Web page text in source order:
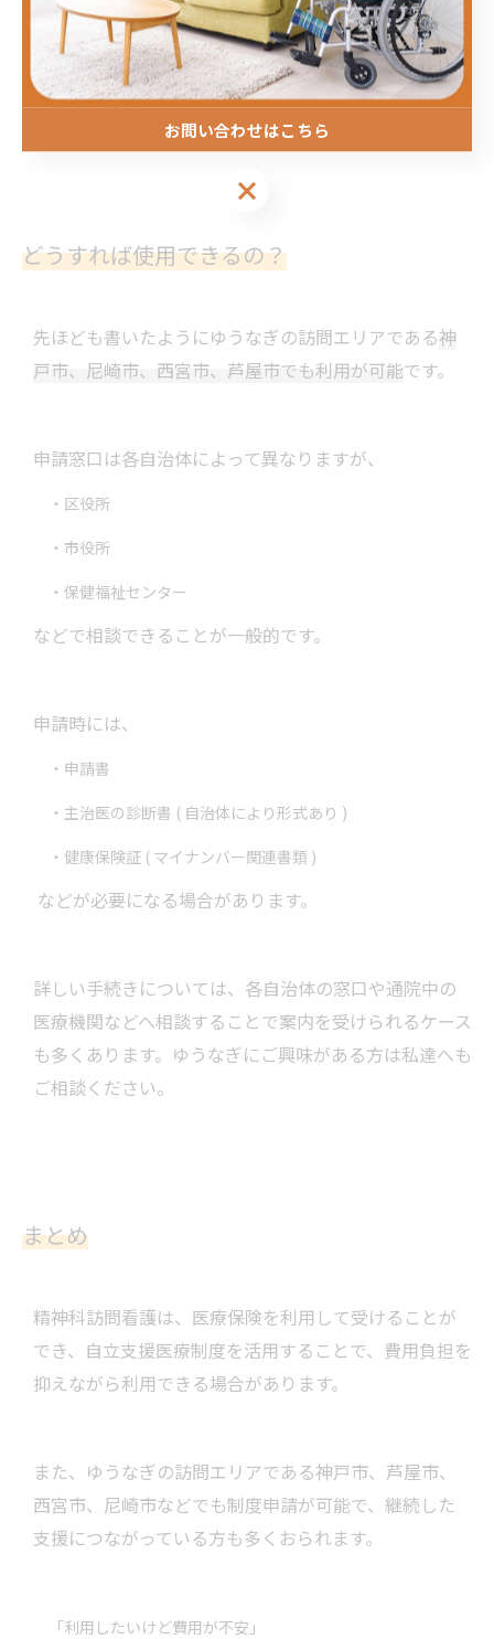
制度について分からないことがある場合も、お気軽に
ご相談ください。
どうすれば使用できるの？
先ほども書いたようにゆうなぎの訪問エリアである神
戸市、尼崎市、西宮市、芦屋市でも利用が可能です。
申請窓口は各自治体によって異なりますが、
・区役所
・市役所
・保健福祉センター
などで相談できることが一般的です。
申請時には、
・申請書
・主治医の診断書 ( 自治体により形式あり )
・健康保険証 ( マイナンバー関連書類 )
などが必要になる場合があります。
詳しい手続きについては、各自治体の窓口や通院中の
医療機関などへ相談することで案内を受けられるケース
も多くあります。ゆうなぎにご興味がある方は私達へも
ご相談ください。
まとめ
精神科訪問看護は、医療保険を利用して受けることが
でき、自立支援医療制度を活用することで、費用負担を
抑えながら利用できる場合があります。
また、ゆうなぎの訪問エリアである神戸市、芦屋市、
西宮市、尼崎市などでも制度申請が可能で、継続した
支援につながっている方も多くおられます。
「利用したいけど費用が不安」
お問い合わせはこちら
お問い合わせはこちら